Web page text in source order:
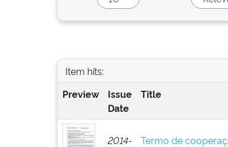
Item hits:
Preview
Issue
Date
Title
2014-
Termo de